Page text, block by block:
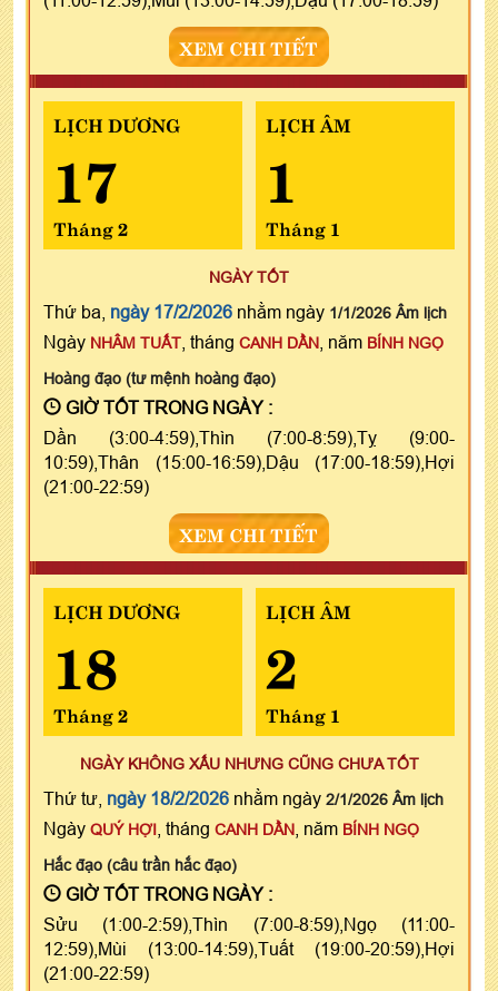
XEM CHI TIẾT
LỊCH DƯƠNG
17
Tháng 2
LỊCH ÂM
1
Tháng 1
NGÀY TỐT
Thứ ba, ngày 17/2/2026 nhằm ngày 1/1/2026 Âm lịch
Ngày NHÂM TUẤT , tháng CANH DẦN , năm BÍNH NGỌ
Hoàng đạo (tư mệnh hoàng đạo)
GIỜ TỐT TRONG NGÀY :
Dần (3:00-4:59),Thìn (7:00-8:59),Tỵ (9:00-
10:59),Thân (15:00-16:59),Dậu (17:00-18:59),Hợi
(21:00-22:59)
XEM CHI TIẾT
LỊCH DƯƠNG
18
Tháng 2
LỊCH ÂM
2
Tháng 1
NGÀY KHÔNG XẤU NHƯNG CŨNG CHƯA TỐT
Thứ tư, ngày 18/2/2026 nhằm ngày 2/1/2026 Âm lịch
Ngày QUÝ HỢI , tháng CANH DẦN , năm BÍNH NGỌ
Hắc đạo (câu trần hắc đạo)
GIỜ TỐT TRONG NGÀY :
Sửu (1:00-2:59),Thìn (7:00-8:59),Ngọ (11:00-
12:59),Mùi (13:00-14:59),Tuất (19:00-20:59),Hợi
(21:00-22:59)